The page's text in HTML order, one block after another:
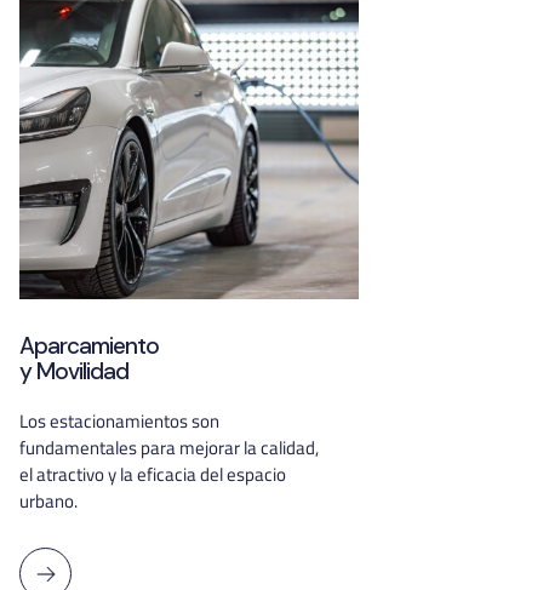
Aparcamiento
y Movilidad
Los estacionamientos son
fundamentales para mejorar la calidad,
el atractivo y la eficacia del espacio
urbano.